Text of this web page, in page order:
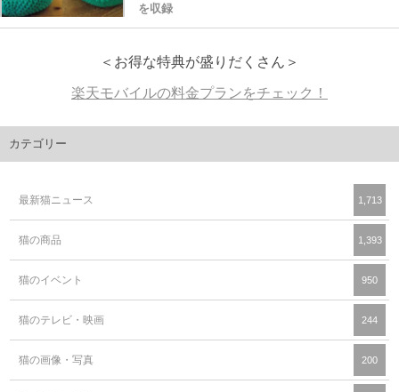
を収録
＜お得な特典が盛りだくさん＞
楽天モバイルの料金プランをチェック！
カテゴリー
最新猫ニュース 1,713
猫の商品 1,393
猫のイベント 950
猫のテレビ・映画 244
猫の画像・写真 200